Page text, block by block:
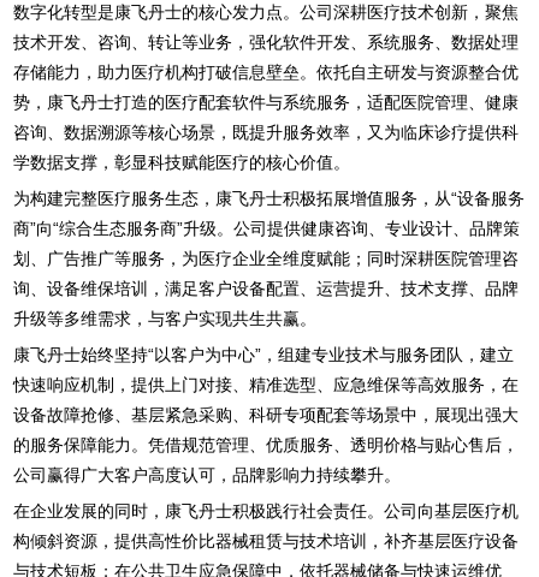
数字化转型是康飞丹士的核心发力点。公司深耕医疗技术创新，聚焦
技术开发、咨询、转让等业务，强化软件开发、系统服务、数据处理
存储能力，助力医疗机构打破信息壁垒。依托自主研发与资源整合优
势，康飞丹士打造的医疗配套软件与系统服务，适配医院管理、健康
咨询、数据溯源等核心场景，既提升服务效率，又为临床诊疗提供科
学数据支撑，彰显科技赋能医疗的核心价值。
为构建完整医疗服务生态，康飞丹士积极拓展增值服务，从“设备服务
商”向“综合生态服务商”升级。公司提供健康咨询、专业设计、品牌策
划、广告推广等服务，为医疗企业全维度赋能；同时深耕医院管理咨
询、设备维保培训，满足客户设备配置、运营提升、技术支撑、品牌
升级等多维需求，与客户实现共生共赢。
康飞丹士始终坚持“以客户为中心”，组建专业技术与服务团队，建立
快速响应机制，提供上门对接、精准选型、应急维保等高效服务，在
设备故障抢修、基层紧急采购、科研专项配套等场景中，展现出强大
的服务保障能力。凭借规范管理、优质服务、透明价格与贴心售后，
公司赢得广大客户高度认可，品牌影响力持续攀升。
在企业发展的同时，康飞丹士积极践行社会责任。公司向基层医疗机
构倾斜资源，提供高性价比器械租赁与技术培训，补齐基层医疗设备
与技术短板；在公共卫生应急保障中，依托器械储备与快速运维优